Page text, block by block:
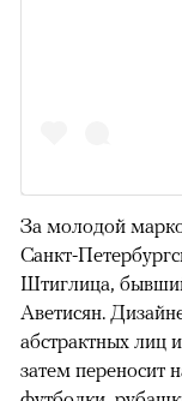
За молодой
Санкт-
Штиглица,
Аветисян.
абстрактных лиц
затем переносит